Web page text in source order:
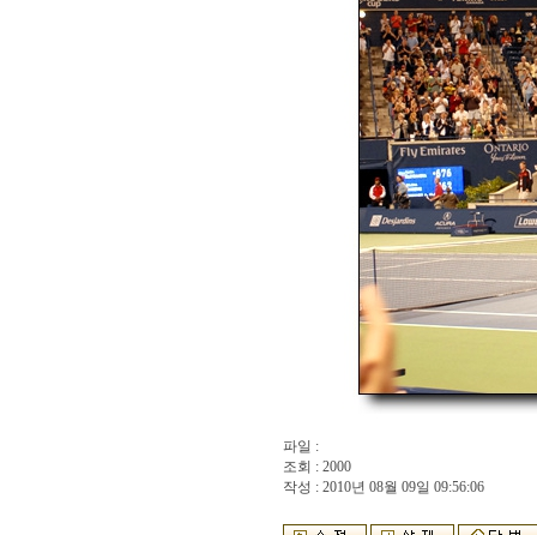
파일 :
조회 : 2000
작성 : 2010년 08월 09일 09:56:06